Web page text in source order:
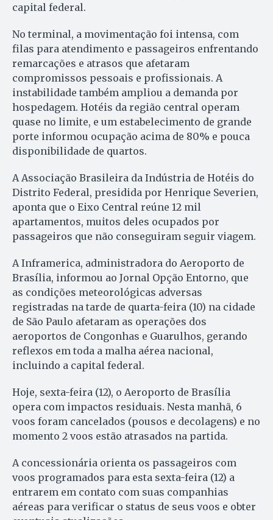
capital federal.
No terminal, a movimentação foi intensa, com
filas para atendimento e passageiros enfrentando
remarcações e atrasos que afetaram
compromissos pessoais e profissionais. A
instabilidade também ampliou a demanda por
hospedagem. Hotéis da região central operam
quase no limite, e um estabelecimento de grande
porte informou ocupação acima de 80% e pouca
disponibilidade de quartos.
A Associação Brasileira da Indústria de Hotéis do
Distrito Federal, presidida por Henrique Severien,
aponta que o Eixo Central reúne 12 mil
apartamentos, muitos deles ocupados por
passageiros que não conseguiram seguir viagem.
A Inframerica, administradora do Aeroporto de
Brasília, informou ao Jornal Opção Entorno, que
as condições meteorológicas adversas
registradas na tarde de quarta-feira (10) na cidade
de São Paulo afetaram as operações dos
aeroportos de Congonhas e Guarulhos, gerando
reflexos em toda a malha aérea nacional,
incluindo a capital federal.
Hoje, sexta-feira (12), o Aeroporto de Brasília
opera com impactos residuais. Nesta manhã, 6
voos foram cancelados (pousos e decolagens) e no
momento 2 voos estão atrasados na partida.
A concessionária orienta os passageiros com
voos programados para esta sexta-feira (12) a
entrarem em contato com suas companhias
aéreas para verificar o status de seus voos e obter